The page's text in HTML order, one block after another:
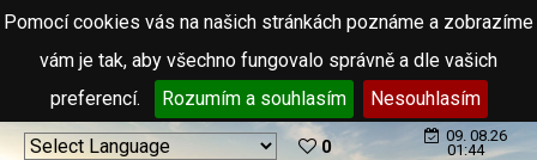
Pomocí cookies vás na našich stránkách poznáme a zobrazíme
vám je tak, aby všechno fungovalo správně a dle vašich
preferencí.
Rozumím a souhlasím Nesouhlasím
0
09. 08.26
01:44